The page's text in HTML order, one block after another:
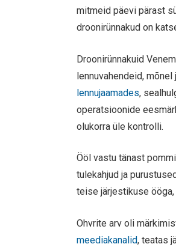
mitmeid päevi pärast
droonirünnakud on
Droonirünnakuid
lennuvahendeid,
lennujaamades,
operatsioonide
olukorra üle kontrolli.
Ööl vastu tänast
tulekahjud ja
teise järjestikuse
Ohvrite arv oli
meediakanalid, teatas